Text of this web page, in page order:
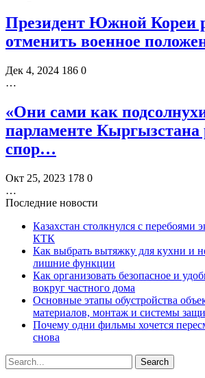
Президент Южной Кореи
отменить военное
Дек 4, 2024 186 0
…
«Они сами как
парламенте Кыргызстана
спор…
Окт 25, 2023 178 0
…
Последние новости
Казахстан столкнулся с перебоями
КТК
Как выбрать вытяжку для кухни и
лишние функции
Как организовать безопасное и
вокруг частного дома
Основные этапы обустройства
материалов, монтаж и системы
Почему одни фильмы хочется
снова